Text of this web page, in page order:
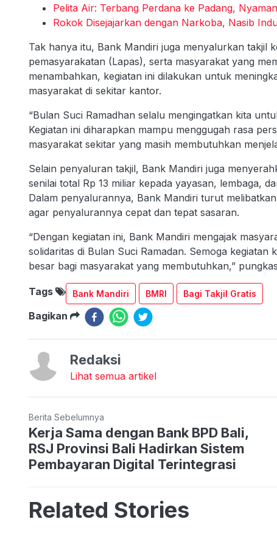
Pelita Air: Terbang Perdana ke Padang,
Rokok Disejajarkan dengan Narkoba, Nasib
Tak hanya itu, Bank Mandiri juga menyalurkan takjil
pemasyarakatan (Lapas), serta masyarakat yang
menambahkan, kegiatan ini dilakukan untuk
masyarakat di sekitar kantor.
“Bulan Suci Ramadhan selalu mengingatkan kita
Kegiatan ini diharapkan mampu menggugah rasa
masyarakat sekitar yang masih membutuhkan
Selain penyaluran takjil, Bank Mandiri juga
senilai total Rp 13 miliar kepada yayasan, lembaga,
Dalam penyalurannya, Bank Mandiri turut
agar penyalurannya cepat dan tepat sasaran.
“Dengan kegiatan ini, Bank Mandiri mengajak
solidaritas di Bulan Suci Ramadan. Semoga
besar bagi masyarakat yang membutuhkan,”
Tags Bank Mandiri BMRI Bagi Takjil Gratis
Bagikan
Redaksi
Lihat semua artikel
Berita Sebelumnya
Kerja Sama dengan Bank BPD Bali,
RSJ Provinsi Bali Hadirkan Sistem
Pembayaran Digital Terintegrasi
Related Stories